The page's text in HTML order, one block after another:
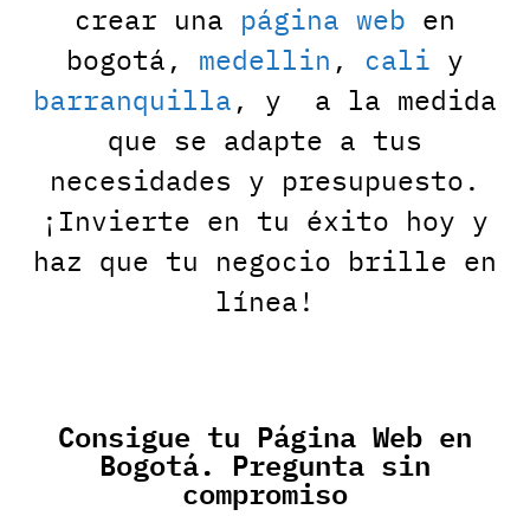
crear una página web en
bogotá, medellin , cali y
barranquilla , y a la medida
que se adapte a tus
necesidades y presupuesto.
¡Invierte en tu éxito hoy y
haz que tu negocio brille en
línea!
Consigue tu Página Web en
Bogotá. Pregunta sin
compromiso